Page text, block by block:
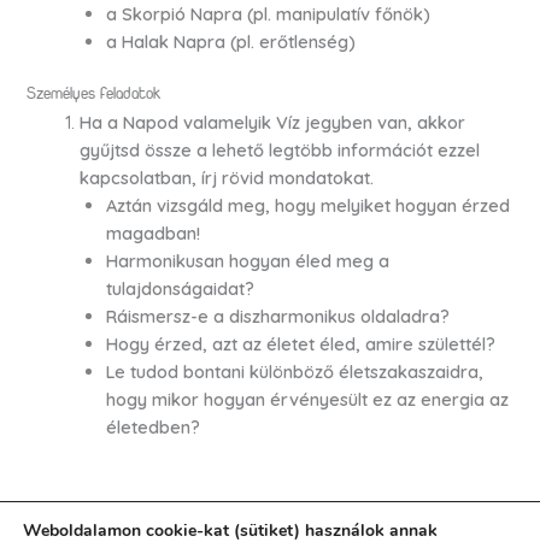
a Skorpió Napra (pl. manipulatív főnök)
a Halak Napra (pl. erőtlenség)
Személyes feladatok
Ha a Napod valamelyik Víz jegyben van, akkor
gyűjtsd össze a lehető legtöbb információt ezzel
kapcsolatban, írj rövid mondatokat.
Aztán vizsgáld meg, hogy melyiket hogyan érzed
magadban!
Harmonikusan hogyan éled meg a
tulajdonságaidat?
Ráismersz-e a diszharmonikus oldaladra?
Hogy érzed, azt az életet éled, amire születtél?
Le tudod bontani különböző életszakaszaidra,
hogy mikor hogyan érvényesült ez az energia az
életedben?
Weboldalamon cookie-kat (sütiket) használok annak